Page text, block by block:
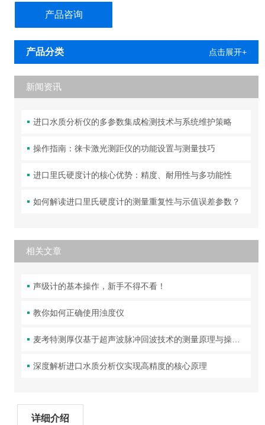
中可以 直观操作，并快速获得结果，而且易于清洁，配有前置水平
产品咨询
产品分类 点击展开+
新闻资讯
进口水质分析仪的多参数集成检测技术与系统维护策略
操作指南：徕卡激光测距仪的功能设置与测量技巧
进口里氏硬度计的核心优势：精度、耐用性与多功能性
如何解读进口里氏硬度计的测量重复性与示值误差参数？
相关文章
声级计的基本操作，新手不得不看！
教你如何正确使用浊度仪
麦考特测厚仪基于超声波脉冲回波技术的测量原理与操作规范
深度解析进口水质分析仪实现高精度的核心原理
详细介绍